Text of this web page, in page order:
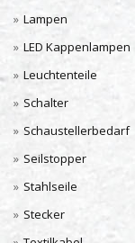
Lampen
LED Kappenlampen
Leuchtenteile
Schalter
Schaustellerbedarf
Seilstopper
Stahlseile
Stecker